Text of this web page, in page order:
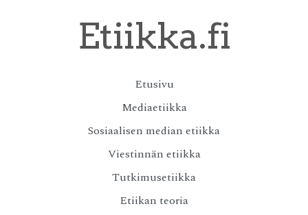
Etiikka.fi
Etusivu
Mediaetiikka
Sosiaalisen median etiikka
Viestinnän etiikka
Tutkimusetiikka
Etiikan teoria